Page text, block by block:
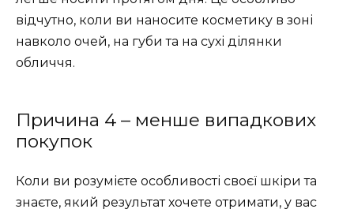
відчутно, коли ви наносите косметику в зоні
навколо очей, на губи та на сухі ділянки
обличчя.
Причина 4 – менше випадкових
покупок
Коли ви розумієте особливості своєї шкіри та
знаєте, який результат хочете отримати, у вас